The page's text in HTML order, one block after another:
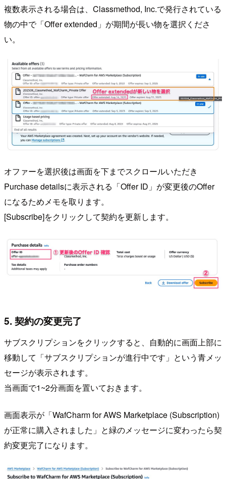
複数表示される場合は、Classmethod, Inc.で発行されている
物の中で「Offer extended」が期間が長い物を選択くださ
い。
オファーを選択後は画面を下までスクロールいただき
Purchase detailsに表示される「Offer ID」が変更後のOffer
になるためメモを取ります。
[Subscribe]をクリックして契約を更新します。
5. 契約の変更完了
サブスクリプションをクリックすると、自動的に画面上部に
移動して「サブスクリプションが進行中です」という青メッ
セージが表示されます。
当画面で1~2分画面を置いておきます。
画面表示が「WafCharm for AWS Marketplace (Subscription)
が正常に購入されました」と緑のメッセージに変わったら契
約変更完了になります。